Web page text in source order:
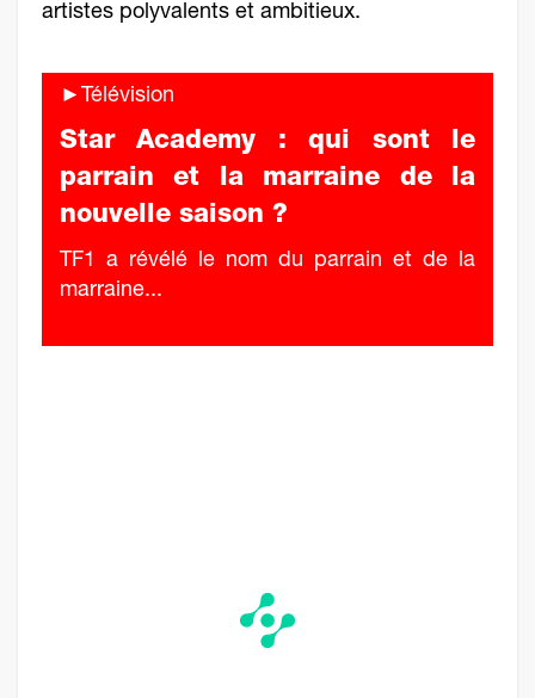
artistes polyvalents et ambitieux.
►Télévision
Star Academy : qui sont le
parrain et la marraine de la
nouvelle saison ?
TF1 a révélé le nom du parrain et de la
marraine...